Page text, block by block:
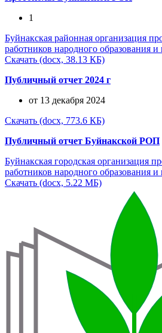
1
Буйнакская районная организация
работников народного образования
Скачать (docx, 38.13 КБ)
Публичный отчет 2024 г
от 13 декабря 2024
Скачать (docx, 773.6 КБ)
Публичный отчет Буйнакской РОП
Буйнакская городская организация
работников народного образования
Скачать (docx, 5.22 МБ)